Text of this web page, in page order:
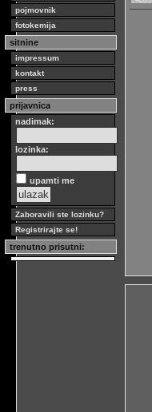
pojmovnik
fotokemija
sitnine
impressum
kontakt
press
prijavnica
nadimak:
lozinka:
upamti me
Zaboravili ste lozinku?
Registrirajte se!
trenutno prisutni: